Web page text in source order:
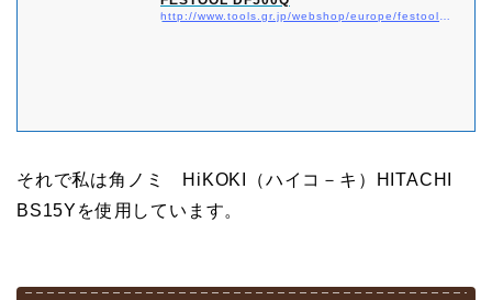
http://www.tools.gr.jp/webshop/europe/festool/DF500Q.html
それで私は角ノミ HiKOKI（ハイコ－キ）HITACHI
BS15Yを使用しています。